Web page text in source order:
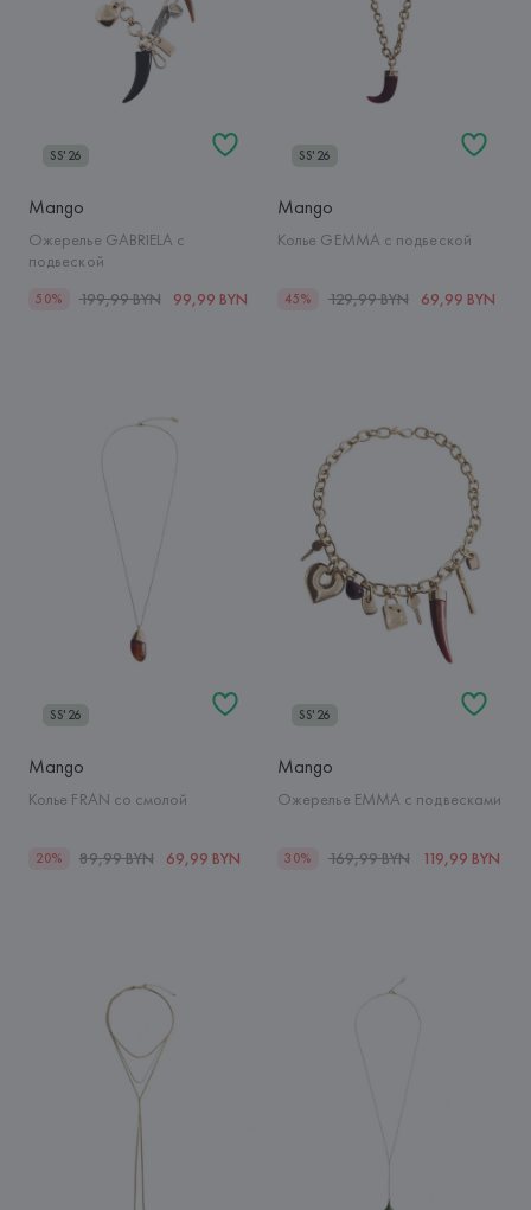
SS'26
Mango
Ожерелье GABRIELA с
подвеской
50% 199,99 BYN 99,99 BYN
SS'26
Mango
Колье GEMMA с подвеской
45% 129,99 BYN 69,99 BYN
SS'26
Mango
Колье FRAN со смолой
20% 89,99 BYN 69,99 BYN
SS'26
Mango
Ожерелье EMMA с подвесками
30% 169,99 BYN 119,99 BYN